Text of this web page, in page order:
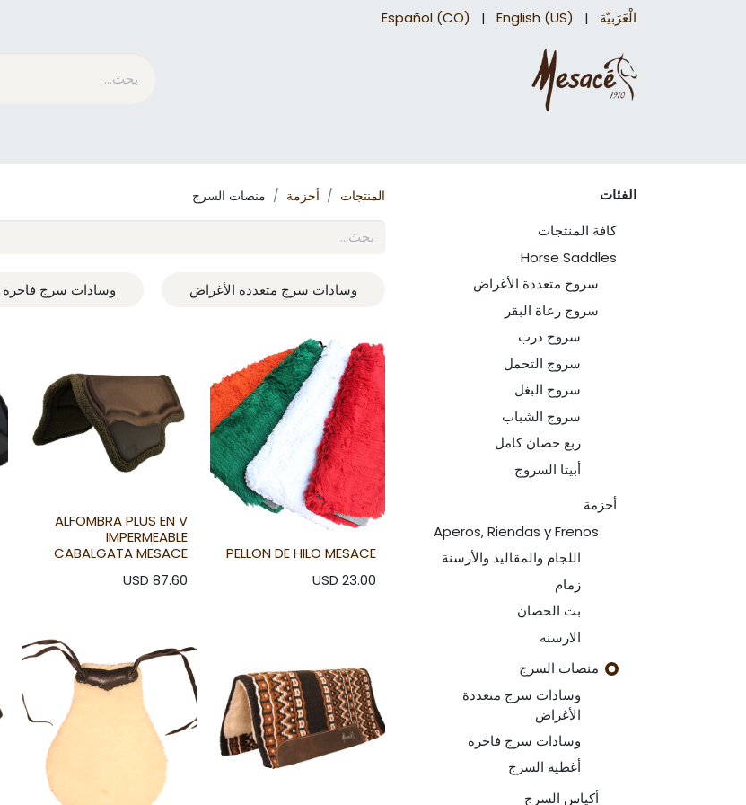
الْعَرَبيّة |
English (US)
|
Español (CO)
الفئات
كافة المنتجات
Horse Saddles
سروج متعددة الأغراض
سروج رعاة البقر
سروج درب
سروج التحمل
سروج البغل
سروج الشباب
ربع حصان كامل
أبيتا السروج
أحزمة
Aperos, Riendas y Frenos
اللجام والمقاليد والأرسنة
زمام
بت الحصان
الارسنه
منصات السرج
وسادات سرج متعددة
الأغراض
وسادات سرج فاخرة
أغطية السرج
أكياس السرج
المنتجات أحزمة منصات السرج
وسادات سرج متعددة الأغراض وسادات سرج فاخرة
PELLON DE HILO MESACE
USD 23.00
ALFOMBRA PLUS EN V
IMPERMEABLE
CABALGATA MESACE
USD 87.60